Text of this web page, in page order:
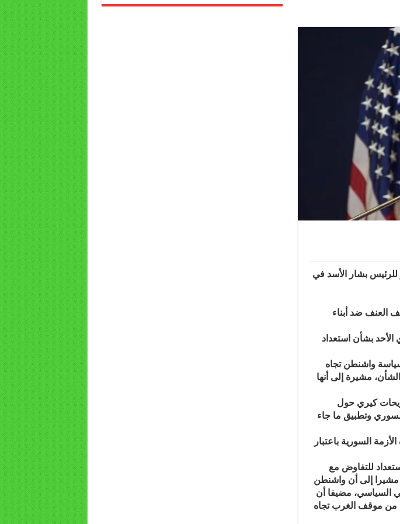
ترفض أي دور للرئيس بشار الأسد في
العنف ضد أبناء
الأحد بشأن استعداد
واشنطن تجاه
مشيرة إلى أنها
كيري حول
وتطبيق ما جاء
السورية باعتبار
للتفاوض مع
مشيرا إلى أن واشنطن
السياسي، مضيفا أن
من موقف الغرب تجاه